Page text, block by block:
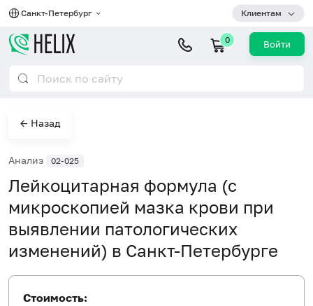
Санкт-Петербург Клиентам
0 Войти
← Назад
Анализ 02-025
Лейкоцитарная формула (с
микроскопией мазка крови при
выявлении патологических
изменений) в Санкт-Петербурге
Стоимость: